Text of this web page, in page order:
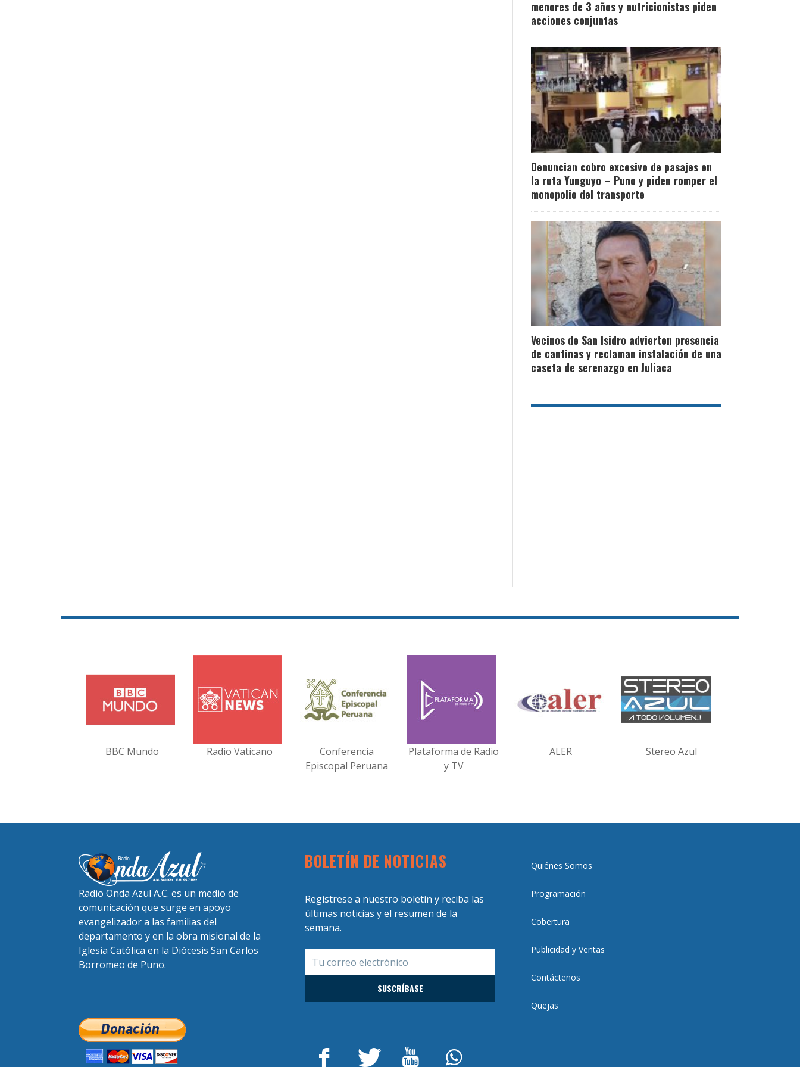
menores de 3 años y nutricionistas piden
acciones conjuntas
Denuncian cobro excesivo de pasajes en
la ruta Yunguyo – Puno y piden romper el
monopolio del transporte
Vecinos de San Isidro advierten presencia
de cantinas y reclaman instalación de una
caseta de serenazgo en Juliaca
BBC Mundo Radio Vaticano
Conferencia
Episcopal Peruana
Plataforma de Radio
y TV
ALER Stereo Azul
Radio Onda Azul A.C. es un medio de
comunicación que surge en apoyo
evangelizador a las familias del
departamento y en la obra misional de la
Iglesia Católica en la Diócesis San Carlos
Borromeo de Puno.
BOLETÍN DE NOTICIAS
Regístrese a nuestro boletín y reciba las
últimas noticias y el resumen de la
semana.
Quiénes Somos
Programación
Cobertura
Publicidad y Ventas
Contáctenos
Quejas